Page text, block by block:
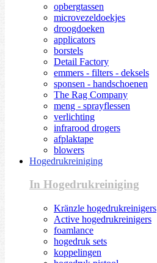
opbergtassen
microvezeldoekjes
droogdoeken
applicators
borstels
Detail Factory
emmers - filters - deksels
sponsen - handschoenen
The Rag Company
meng - sprayflessen
verlichting
infrarood drogers
afplaktape
blowers
Hogedrukreiniging
In Hogedrukreiniging
Kränzle hogedrukreinigers
Active hogedrukreinigers
foamlance
hogedruk sets
koppelingen